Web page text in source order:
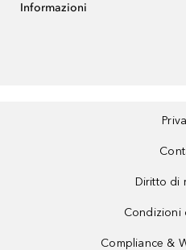
Informazioni
Diritto di
Condizioni
Compliance &